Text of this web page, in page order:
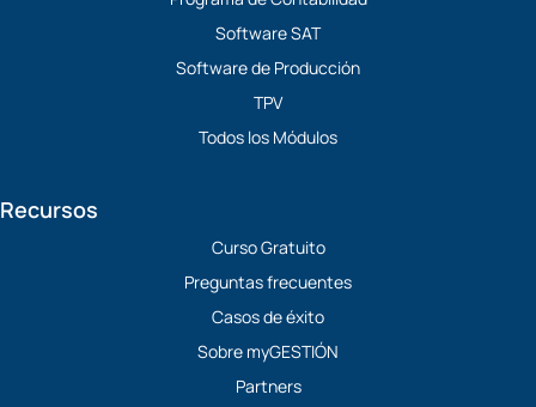
Software SAT
Software de Producción
TPV
Todos los Módulos
Recursos
Curso Gratuito
Preguntas frecuentes
Casos de éxito
Sobre myGESTIÓN
Partners